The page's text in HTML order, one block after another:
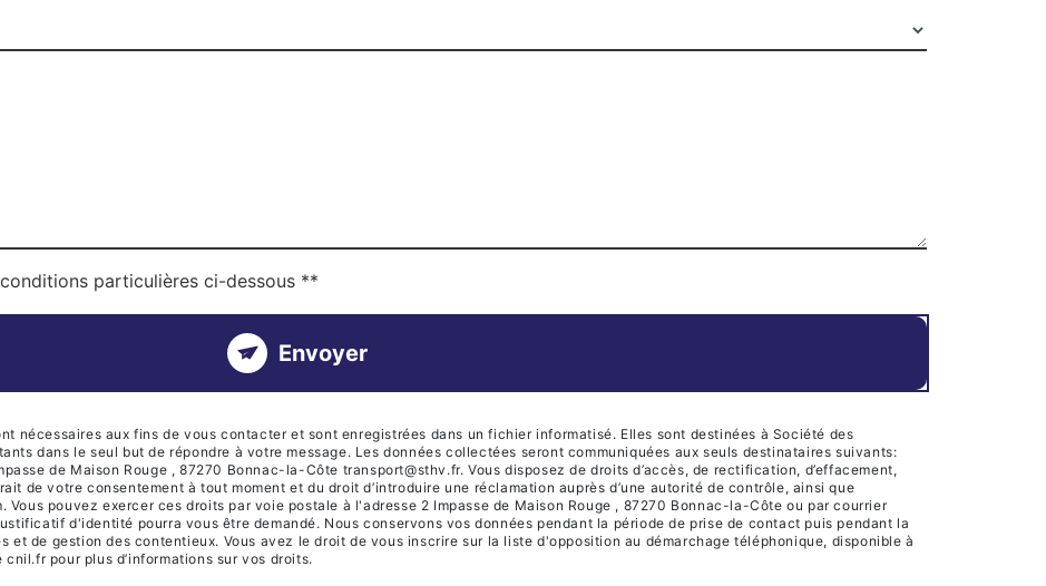
particulières ci-dessous **
Envoyer
nécessaires aux fins de vous contacter et sont enregistrées dans un fichier informatisé. Elles sont destinées à Société des
dans le seul but de répondre à votre message. Les données collectées seront communiquées aux seuls destinataires suivants:
de Maison Rouge , 87270 Bonnac-la-Côte transport@sthv.fr. Vous disposez de droits d’accès, de rectification, d’effacement,
de votre consentement à tout moment et du droit d’introduire une réclamation auprès d’une autorité de contrôle, ainsi que
Vous pouvez exercer ces droits par voie postale à l'adresse 2 Impasse de Maison Rouge , 87270 Bonnac-la-Côte ou par courrier
d'identité pourra vous être demandé. Nous conservons vos données pendant la période de prise de contact puis pendant la
et de gestion des contentieux. Vous avez le droit de vous inscrire sur la liste d'opposition au démarchage téléphonique, disponible à
pour plus d’informations sur vos droits.